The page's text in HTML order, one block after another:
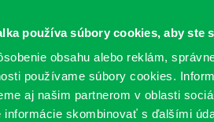
používa súbory cookies, aby ste
obsahu alebo reklám,
používame súbory cookies.
aj našim partnerom v oblasti
informácie skombinovať s ďalšími
KATALÓGY SLUŽBY